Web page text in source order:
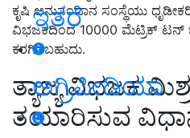
ಇತರೆ
ಅಗ್ರಿಪೀಡಿಯಾ
ಕೃಷಿ ಅನುಸಂದಾನ ಸಂಸ್ಥೆಯು
ವಿಭಜಕದಿಂದ 10000 ಮೆಟ್ರಿಕ್ ಟನ್
ಕರಗಿಸಬಹುದು.
ತ್ಯಾಜ್ಯ ವಿಭಜಕ
ತಯಾರಿಸುವ